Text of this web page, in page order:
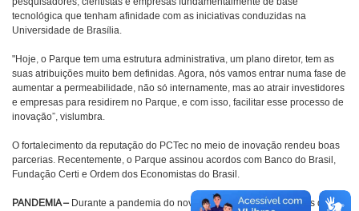
tecnológica que tenham afinidade com as iniciativas conduzidas na
Universidade de Brasília.
"Hoje, o Parque tem uma estrutura administrativa, um plano diretor, tem as
suas atribuições muito bem definidas. Agora, nós vamos entrar numa fase de
aumentar a permeabilidade, não só internamente, mas ao atrair investidores
e empresas para residirem no Parque, e com isso, facilitar esse processo de
inovação”, vislumbra.
O fortalecimento da reputação do PCTec no meio de inovação rendeu boas
parcerias. Recentemente, o Parque assinou acordos com Banco do Brasil,
Fundação Certi e Ordem dos Economistas do Brasil.
PANDEMIA –Durante a pandemia do novo coronavírus, as atividades do